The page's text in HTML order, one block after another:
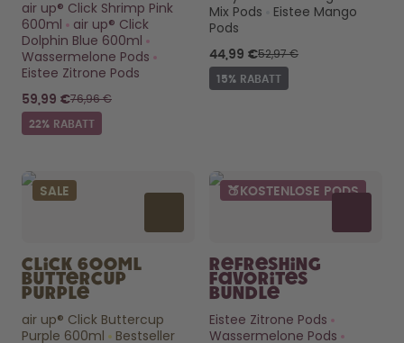
air up® Click Shrimp Pink
600ml
air up® Click
Dolphin Blue 600ml
Wassermelone Pods
Eistee Zitrone Pods
RABATTIERTER PREIS
59,99 €Originalpreis
76,96 €
22% RABATT
Mix Pods
Eistee Mango
Pods
RABATTIERTER PREIS
44,99 €Originalpreis
52,97 €
15% RABATT
SALE
Click 600ml
Buttercup
Purple
air up® Click Buttercup
Purple 600ml
Bestseller
🍑KOSTENLOSE PODS
Refreshing
Favorites
Bundle
Eistee Zitrone Pods
Wassermelone Pods